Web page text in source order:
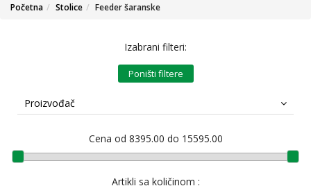
Šaranski prateći program
Feeder prateći program
Početna Stolice Feeder šaranske
Izabrani filteri:
Poništi filtere
Proizvođač
Cena od 8395.00 do 15595.00
Artikli sa količinom :